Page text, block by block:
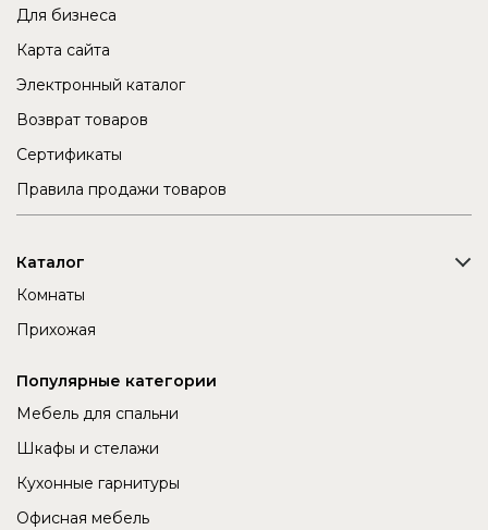
Для бизнеса
Карта сайта
Электронный каталог
Возврат товаров
Сертификаты
Правила продажи товаров
Каталог
Комнаты
Прихожая
Популярные категории
Мебель для спальни
Шкафы и стелажи
Кухонные гарнитуры
Офисная мебель